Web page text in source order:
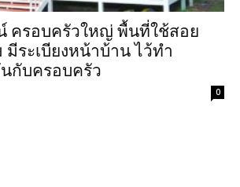
ครอบครัวใหญ่ พื้นที่ใช้สอย
มีระเบียงหน้าบ้าน ไว้ทำ
กับครอบครัว
0